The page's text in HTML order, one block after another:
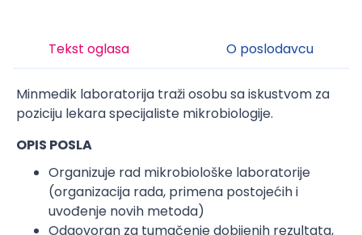
Tekst oglasa O poslodavcu
Minmedik laboratorija traži osobu sa iskustvom za
poziciju lekara specijaliste mikrobiologije.
OPIS POSLA
Organizuje rad mikrobiološke laboratorije
(organizacija rada, primena postojećih i
uvođenje novih metoda)
Odgovoran za tumačenje dobijenih rezultata,